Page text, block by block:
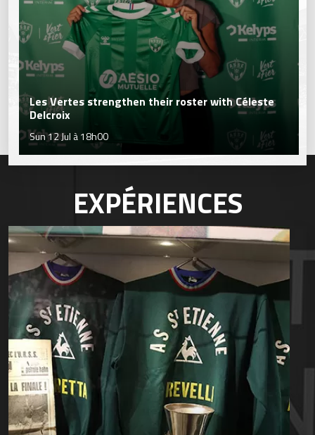
Les Vertes strengthen their roster with Céleste
Delcroix
Sun 12 Jul à 18h00
EXPÉRIENCES